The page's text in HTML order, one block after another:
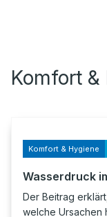
Komfort &
Komfort & Hygiene
Wasserdruck
Der Beitrag
welche Ursachen